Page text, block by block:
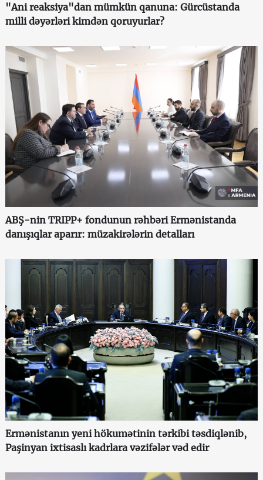
"Ani reaksiya"dan mümkün qanuna: Gürcüstanda
milli dəyərləri kimdən qoruyurlar?
ABŞ-nin TRIPP+ fondunun rəhbəri Ermənistanda
danışıqlar aparır: müzakirələrin detalları
Ermənistanın yeni hökumətinin tərkibi təsdiqlənib,
Paşinyan ixtisaslı kadrlara vəzifələr vəd edir